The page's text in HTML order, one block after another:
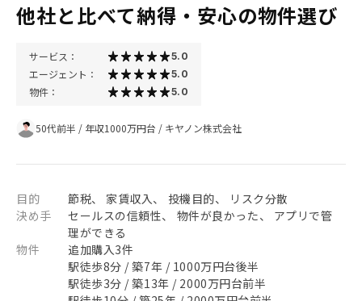
他社と比べて納得・安心の物件選び
サービス： 5.0
エージェント： 5.0
物件： 5.0
50代前半 / 年収1000万円台 / キヤノン株式会社
目的
節税、 家賃収入、 投機目的、 リスク分散
決め手
セールスの信頼性、 物件が良かった、 アプリで管
理ができる
物件
追加購入3件
駅徒歩8分 / 築7年 / 1000万円台後半
駅徒歩3分 / 築13年 / 2000万円台前半